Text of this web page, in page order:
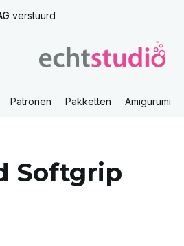
verstuurd
Patronen Pakketten Amigurumi
Softgrip